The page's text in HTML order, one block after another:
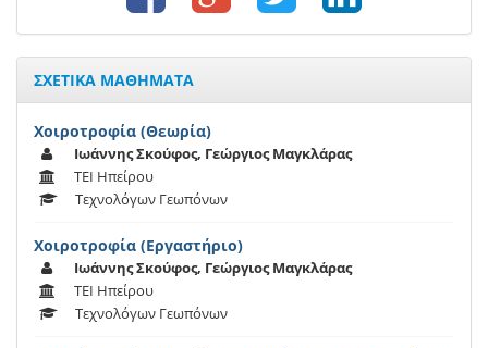
ΣΧΕΤΙΚΑ ΜΑΘΗΜΑΤΑ
Χοιροτροφία (Θεωρία)
Ιωάννης Σκούφος, Γεώργιος Μαγκλάρας
ΤΕΙ Ηπείρου
Τεχνολόγων Γεωπόνων
Χοιροτροφία (Εργαστήριο)
Ιωάννης Σκούφος, Γεώργιος Μαγκλάρας
ΤΕΙ Ηπείρου
Τεχνολόγων Γεωπόνων